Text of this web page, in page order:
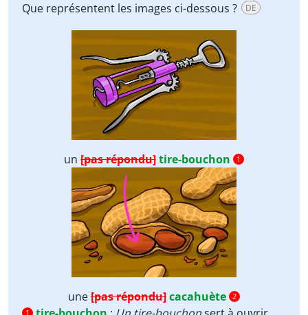
Que représentent les images ci-dessous ? DE
un [pas répondu]tire-bouchon 1
une[pas répondu]cacahuète 2
1